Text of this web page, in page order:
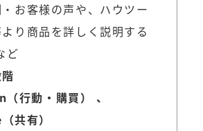
お客様の声や、ハウツー
り商品を詳しく説明する
ど
行動・購買） 、
共有）